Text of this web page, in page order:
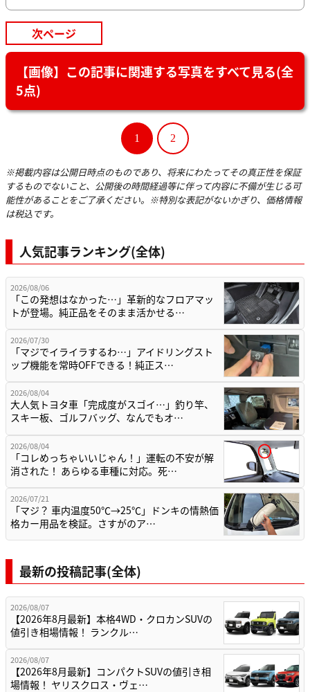
次ページ
【画像】この記事に関連する写真をすべて見る(全
5点)
1 2
※掲載内容は公開日時点のものであり、将来にわたってその真正性を保証
するものでないこと、公開後の時間経過等に伴って内容に不備が生じる可
能性があることをご了承ください。※特別な表記がないかぎり、価格情報
は税込です。
人気記事ランキング(全体)
2026/08/06
「この発想はなかった…」革新的なフロアマッ
トが登場。純正品をそのまま活かせる…
2026/07/30
「マジでイライラするわ…」アイドリングスト
ップ機能を常時OFFできる！純正ス…
2026/08/04
大人気トヨタ車「完成度がスゴイ…」釣り竿、
スキー板、ゴルフバッグ、なんでもオ…
2026/08/04
「コレめっちゃいいじゃん！」運転の不安が解
消された！ あらゆる車種に対応。死…
2026/07/21
「マジ？ 車内温度50℃→25℃」ドンキの情熱価
格カー用品を検証。さすがのア…
最新の投稿記事(全体)
2026/08/07
【2026年8月最新】本格4WD・クロカンSUVの
値引き相場情報！ ランクル…
2026/08/07
【2026年8月最新】コンパクトSUVの値引き相
場情報！ ヤリスクロス・ヴェ…